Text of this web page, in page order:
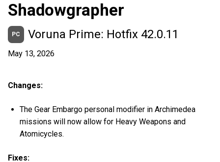
Shadowgrapher
PC Voruna Prime: Hotfix 42.0.11
May 13, 2026
Changes:
The Gear Embargo personal modifier in Archimedea
missions will now allow for Heavy Weapons and
Atomicycles.
Fixes: